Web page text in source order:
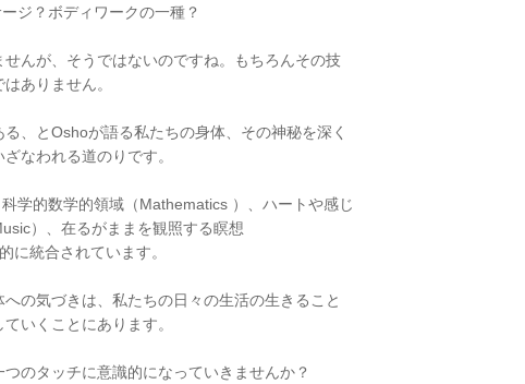
ジ？ボディワークの一種？
んが、そうではないのですね。もちろんその技
ありません。
、とOshoが語る私たちの身体、その神秘を深く
なわれる道のりです。
学的数学的領域（Mathematics ）、ハートや感じ
）、在るがままを観照する瞑想
に統合されています。
の気づきは、私たちの日々の生活の生きること
いくことにあります。
のタッチに意識的になっていきませんか？